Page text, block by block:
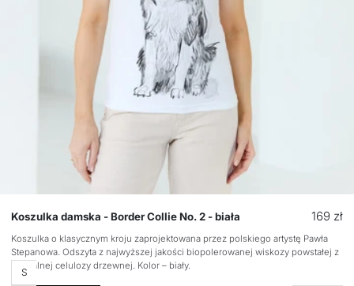
Koszulka damska - Border Collie No. 2 - biała
Cena
169 zł
Koszulka o klasycznym kroju zaprojektowana przez polskiego artystę Pawła
Stepanowa. Odszyta z najwyższej jakości biopolerowanej wiskozy powstałej z
naturalnej celulozy drzewnej. Kolor – biały.
Rozmiar
S